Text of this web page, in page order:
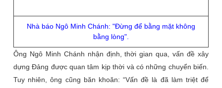
Nhà báo Ngô Minh Chánh: "Đừng để bằng mặt không
bằng lòng".
Ông Ngô Minh Chánh nhận định, thời gian qua, vấn đề xây
dựng Đảng được quan tâm kịp thời và có những chuyển biến.
Tuy nhiên, ông cũng băn khoăn: “Vấn đề là đã làm triệt để